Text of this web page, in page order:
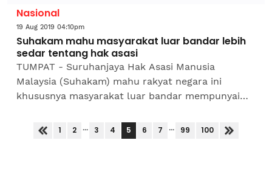
Nasional
19 Aug 2019 04:10pm
Suhakam mahu masyarakat luar bandar lebih
sedar tentang hak asasi
TUMPAT - Suruhanjaya Hak Asasi Manusia
Malaysia (Suhakam) mahu rakyat negara ini
khususnya masyarakat luar bandar mempunyai
hak asasi...
1 2 ... 3 4 5 6 7 ... 99 100